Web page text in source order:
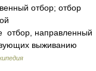
отбор; отбор
отбор, направленный
выживанию